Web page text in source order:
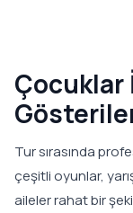
Çocuklar
Tur sırasında
çeşitli oyunlar,
aileler rahat bir